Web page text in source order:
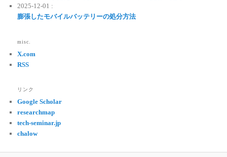
2025-12-01 :
膨張したモバイルバッテリーの処分方法
misc.
X.com
RSS
リンク
Google Scholar
researchmap
tech-seminar.jp
chalow